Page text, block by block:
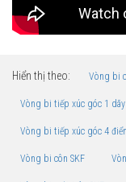
Hiển thị theo: Vòng bi
Vòng bi tiếp xúc góc 1 dãy
Vòng bi tiếp xúc góc 4
Vòng bi côn SKF